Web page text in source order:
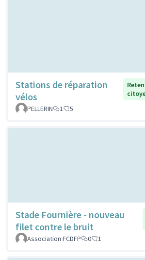
Stations de réparation
vélos
PELLERIN
1 5
Stade Fournière - nouveau
filet contre le bruit
Association FCDFP
0 1